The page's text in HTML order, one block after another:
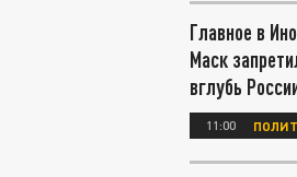
Главное в
Маск
вглубь
11:00